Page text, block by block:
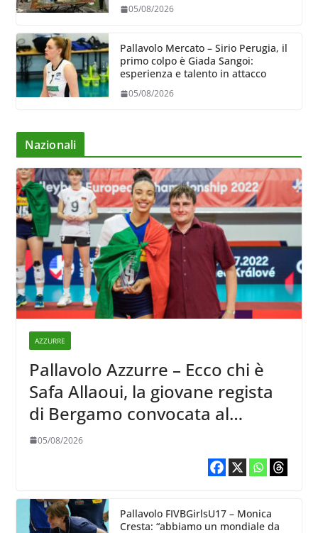
05/08/2026
Pallavolo Mercato – Sirio Perugia, il
primo colpo è Giada Sangoi:
esperienza e talento in attacco
05/08/2026
Nazionali
AZZURRE
Pallavolo Azzurre – Ecco chi è
Safa Allaoui, la giovane regista
di Bergamo convocata al
collegiale di Cavalese
05/08/2026
Pallavolo FIVBGirlsU17 – Monica
Cresta: “abbiamo un mondiale da